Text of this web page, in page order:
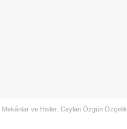
Mekânlar ve Hisler: Ceylan Özgün Özçelik